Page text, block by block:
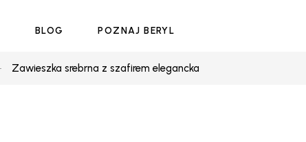
BLOG POZNAJ BERYL
Zawieszka srebrna z szafirem elegancka